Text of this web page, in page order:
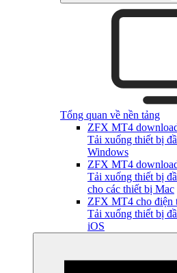
Tổng quan về nền tảng
ZFX MT4
Tải xuống thiết bị
Windows
ZFX MT4
Tải xuống thiết bị
cho các thiết bị Mac
ZFX MT4 cho điện
Tải xuống thiết bị
iOS